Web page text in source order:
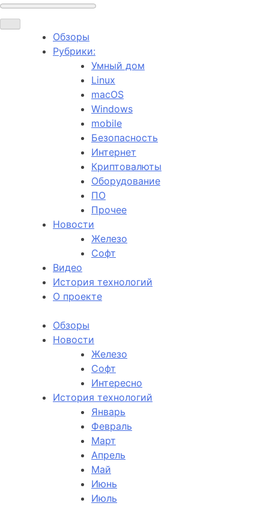
Обзоры
Рубрики:
Умный дом
Linux
macOS
Windows
mobile
Безопасность
Интернет
Криптовалюты
Оборудование
ПО
Прочее
Новости
Железо
Софт
Видео
История технологий
О проекте
Обзоры
Новости
Железо
Софт
Интересно
История технологий
Январь
Февраль
Март
Апрель
Май
Июнь
Июль